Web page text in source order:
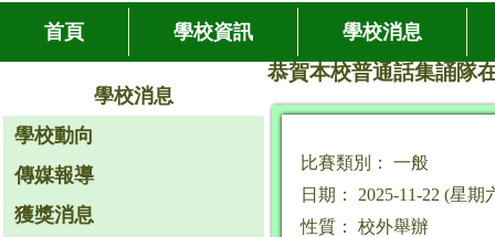
首頁 學校資訊 學校消息
學校消息
學校動向
傳媒報導
獲獎消息
恭賀本校普通話集誦隊
比賽類別： 一般
日期： 2025-11-22 (星期
性質： 校外舉辦